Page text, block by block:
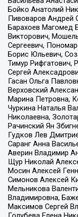
Бойко Анатолий
Пивоваров Андрей
Барахоев Магомед
Викторович,
Сергеевич,
Борис Юльевич,
Тимур Рифгатович,
Сергей
Гасан Ольга
Верховский
Марина Петровна,
Чуркина Наталья
Николаевна,
Рачинский Ян
Гудков Лев
Саранг Анна
Аверин Владимир
Щур Николай
Мосин Алексей
Симонов Алексей
Мельникова
Владимировна,
Максимов Сергей